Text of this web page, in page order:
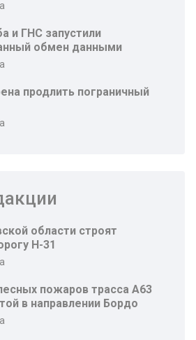
и ГНС запустили
обмен данными
продлить пограничный
области строят
Н-31
пожаров трасса A63
в направлении Бордо